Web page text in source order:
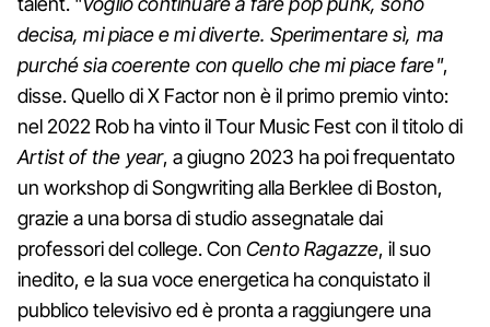
decisa, mi piace e mi diverte. Sperimentare sì, ma
purché sia coerente con quello che mi piace fare",
disse. Quello di X Factor non è il primo premio vinto:
nel 2022 Rob ha vinto il Tour Music Fest con il titolo di
Artist of the year, a giugno 2023 ha poi frequentato
un workshop di Songwriting alla Berklee di Boston,
grazie a una borsa di studio assegnatale dai
professori del college. Con Cento Ragazze, il suo
inedito, e la sua voce energetica ha conquistato il
pubblico televisivo ed è pronta a raggiungere una